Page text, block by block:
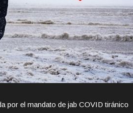
por el mandato de jab COVID tiránico